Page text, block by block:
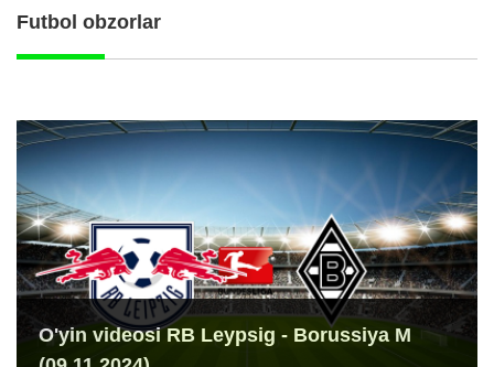
Futbol obzorlar
O'yin videosi RB Leypsig - Borussiya M